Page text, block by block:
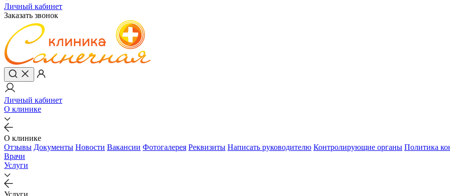
Личный кабинет
Заказать звонок
Личный кабинет
О клинике
О клинике
Отзывы Документы Новости Вакансии Фотогалерея Реквизиты Написать руководителю Контролирующие органы Политика
Врачи
Услуги
Услуги